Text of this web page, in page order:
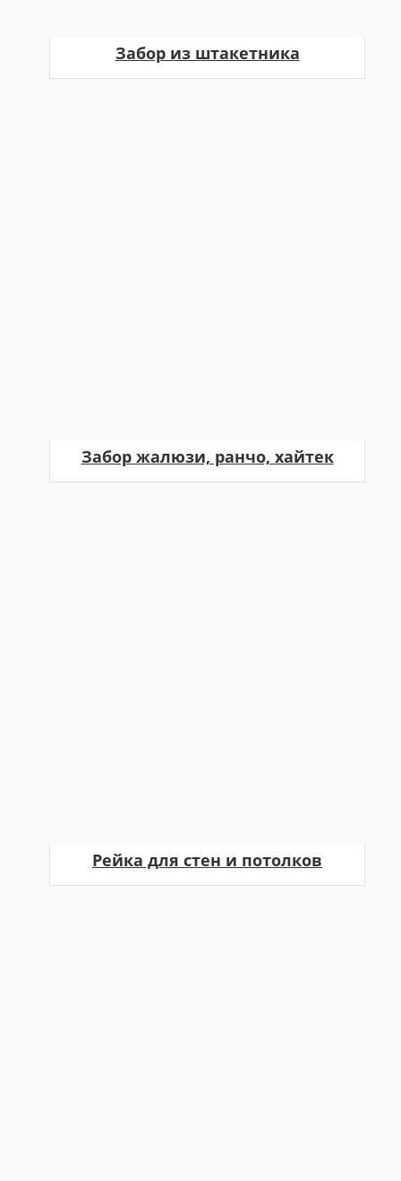
Забор из штакетника
Забор жалюзи, ранчо, хайтек
Рейка для стен и потолков